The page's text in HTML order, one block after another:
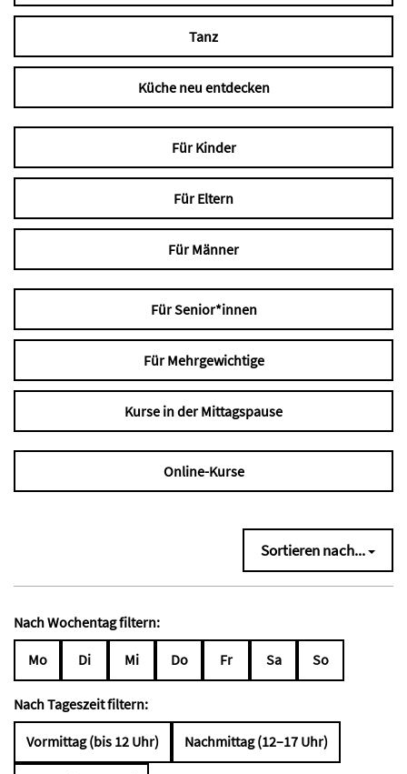
Tanz
Küche neu entdecken
Für Kinder
Für Eltern
Für Männer
Für Senior*innen
Für Mehrgewichtige
Kurse in der Mittagspause
Online-Kurse
Sortieren nach...
Nach Wochentag filtern:
Mo Di Mi Do Fr Sa So
Nach Tageszeit filtern:
Vormittag (bis 12 Uhr) Nachmittag (12–17 Uhr)